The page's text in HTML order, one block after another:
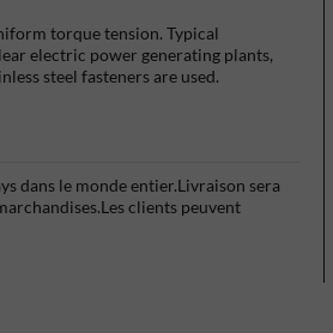
torque tension. Typical
electric power generating plants,
steel fasteners are used.
dans le monde entier.Livraison sera
clients peuvent